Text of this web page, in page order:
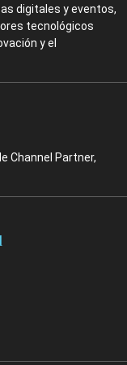
digitales y eventos,
tecnológicos
y el
Channel Partner,